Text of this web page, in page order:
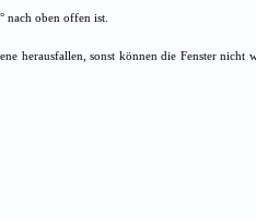
nach oben offen ist.
herausfallen, sonst können die Fenster